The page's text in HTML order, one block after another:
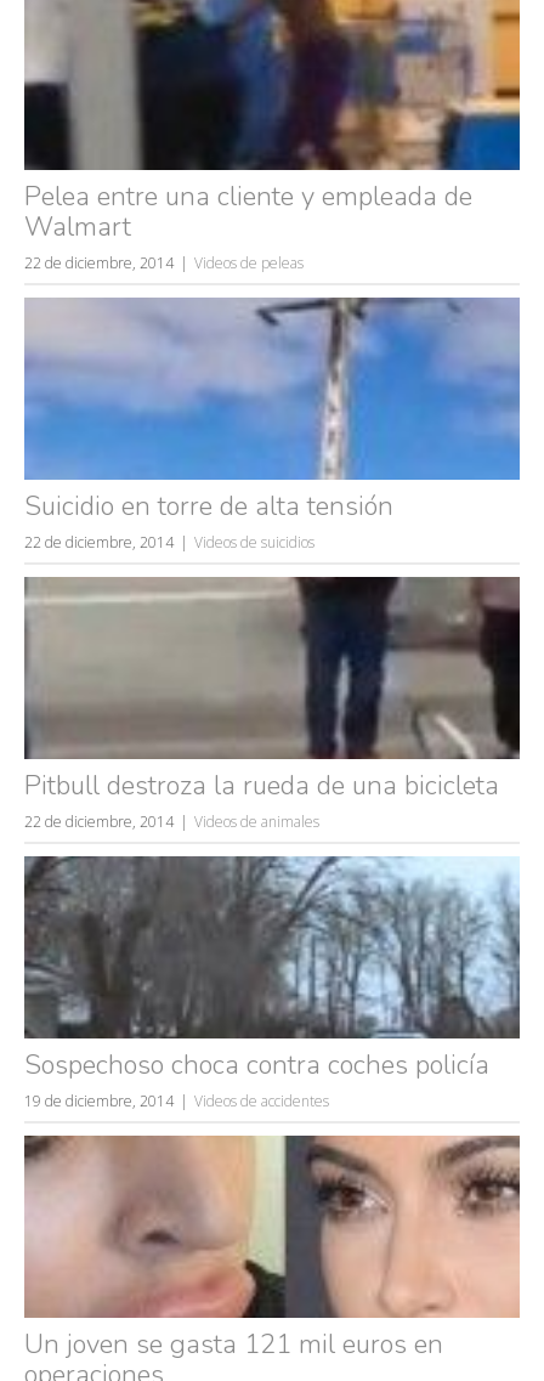
Pelea entre una cliente y empleada de
Walmart
22 de diciembre, 2014 Videos de peleas
Suicidio en torre de alta tensión
22 de diciembre, 2014 Videos de suicidios
Pitbull destroza la rueda de una bicicleta
22 de diciembre, 2014 Videos de animales
Sospechoso choca contra coches policía
19 de diciembre, 2014 Videos de accidentes
Un joven se gasta 121 mil euros en